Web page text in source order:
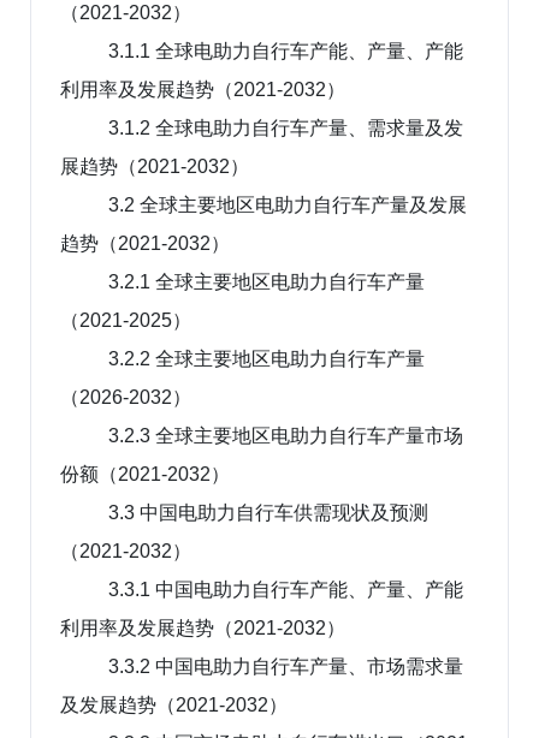
（2021-2032）
3.1.1 全球电助力自行车产能、产量、产能
利用率及发展趋势（2021-2032）
3.1.2 全球电助力自行车产量、需求量及发
展趋势（2021-2032）
3.2 全球主要地区电助力自行车产量及发展
趋势（2021-2032）
3.2.1 全球主要地区电助力自行车产量
（2021-2025）
3.2.2 全球主要地区电助力自行车产量
（2026-2032）
3.2.3 全球主要地区电助力自行车产量市场
份额（2021-2032）
3.3 中国电助力自行车供需现状及预测
（2021-2032）
3.3.1 中国电助力自行车产能、产量、产能
利用率及发展趋势（2021-2032）
3.3.2 中国电助力自行车产量、市场需求量
及发展趋势（2021-2032）